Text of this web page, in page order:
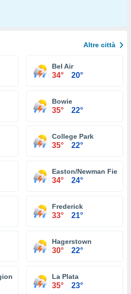
Altre città
Bel Air
34° 20°
Bowie
35° 22°
College Park
35° 22°
Easton/Newman Field
34° 24°
Frederick
33° 21°
Hagerstown
30° 22°
Airport La Plata
35° 23°